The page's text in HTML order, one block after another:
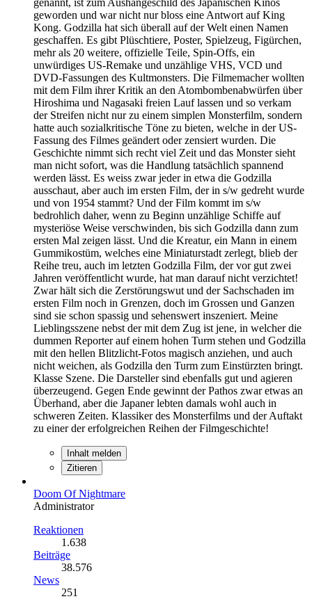
geworden und war nicht nur bloss eine Antwort auf King
Kong. Godzilla hat sich überall auf der Welt einen Namen
geschaffen. Es gibt Plüschtiere, Poster, Spielzeug, Figürchen,
mehr als 20 weitere, offizielle Teile, Spin-Offs, ein
unwürdiges US-Remake und unzählige VHS, VCD und
DVD-Fassungen des Kultmonsters. Die Filmemacher wollten
mit dem Film ihrer Kritik an den Atombombenabwürfen über
Hiroshima und Nagasaki freien Lauf lassen und so verkam
der Streifen nicht nur zu einem simplen Monsterfilm, sondern
hatte auch sozialkritische Töne zu bieten, welche in der US-
Fassung des Filmes geändert oder zensiert wurden. Die
Geschichte nimmt sich recht viel Zeit und das Monster sieht
man nicht sofort, was die Handlung tatsächlich spannend
werden lässt. Es weiss zwar jeder in etwa die Godzilla
ausschaut, aber auch im ersten Film, der in s/w gedreht wurde
und von 1954 stammt? Und der Film kommt im s/w
bedrohlich daher, wenn zu Beginn unzählige Schiffe auf
mysteriöse Weise verschwinden, bis sich Godzilla dann zum
ersten Mal zeigen lässt. Und die Kreatur, ein Mann in einem
Gummikostüm, welches eine Miniaturstadt zerlegt, blieb der
Reihe treu, auch im letzten Godzilla Film, der vor gut zwei
Jahren veröffentlicht wurde, hat man darauf nicht verzichtet!
Zwar hält sich die Zerstörungswut und der Sachschaden im
ersten Film noch in Grenzen, doch im Grossen und Ganzen
sind sie schon spassig und sehenswert inszeniert. Meine
Lieblingsszene nebst der mit dem Zug ist jene, in welcher die
dummen Reporter auf einem hohen Turm stehen und Godzilla
mit den hellen Blitzlicht-Fotos magisch anziehen, und auch
nicht weichen, als Godzilla den Turm zum Einstürzten bringt.
Klasse Szene. Die Darsteller sind ebenfalls gut und agieren
überzeugend. Gegen Ende gewinnt der Pathos zwar etwas an
Überhand, aber die Japaner lebten damals wohl auch in
schweren Zeiten. Klassiker des Monsterfilms und der Auftakt
zu einer der erfolgreichen Reihen der Filmgeschichte!
Inhalt melden
Zitieren
Doom Of Nightmare
Administrator
Reaktionen
1.638
Beiträge
38.576
News
251